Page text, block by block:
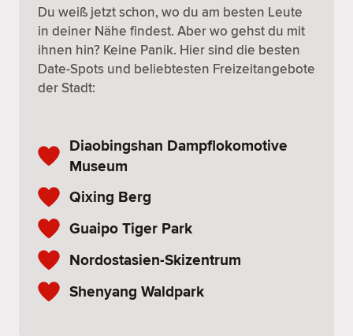
Du weiß jetzt schon, wo du am besten Leute
in deiner Nähe findest. Aber wo gehst du mit
ihnen hin? Keine Panik. Hier sind die besten
Date-Spots und beliebtesten Freizeitangebote
der Stadt:
Diaobingshan Dampflokomotive
Museum
Qixing Berg
Guaipo Tiger Park
Nordostasien-Skizentrum
Shenyang Waldpark